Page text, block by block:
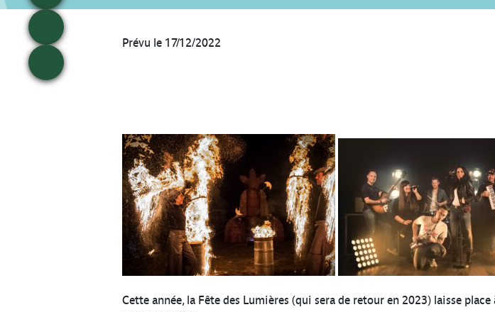
Prévu le 17/12/2022
Cette année, la Fête des Lumières (qui sera de retour en 2023) laisse